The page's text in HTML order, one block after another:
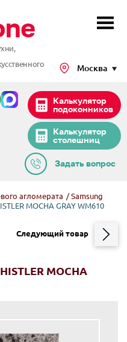
Калькулятор
столешниц
Калькулятор
подоконников
Москва
Задать вопрос
агломерата /Samsung
MOCHA GRAY WM610
MOCHA